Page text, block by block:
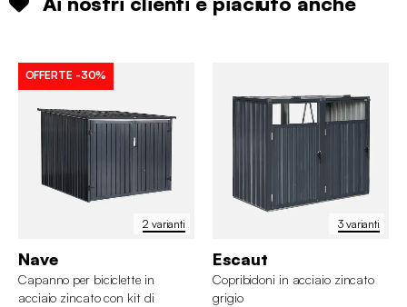
2 varianti
OFFERTE -30%
Nave
Capanno per biciclette in
acciaio zincato con kit di
3 varianti
Escaut
Copribidoni in acciaio zincato
grigio